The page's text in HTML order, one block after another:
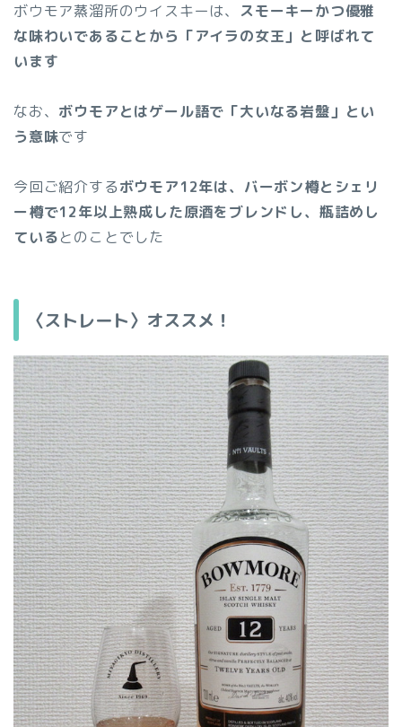
ボウモア蒸溜所のウイスキーは、 スモーキーかつ優雅
な味わいであることから「アイラの女王」と呼ばれて
います
なお、 ボウモアとはゲール語で「大いなる岩盤」とい
う意味です
今回ご紹介するボウモア12年は、バーボン樽とシェリ
ー樽で12年以上熟成した原酒をブレンドし、瓶詰めし
ているとのことでした
〈ストレート〉オススメ！